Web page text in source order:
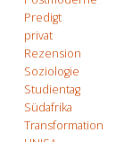
Predigt
privat
Rezension
Soziologie
Studientag
Südafrika
Transformation